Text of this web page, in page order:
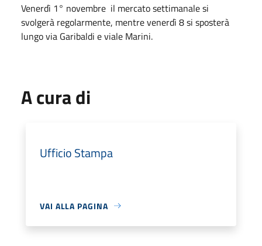
Venerdì 1° novembre il mercato settimanale si
svolgerà regolarmente, mentre venerdì 8 si sposterà
lungo via Garibaldi e viale Marini.
A cura di
Ufficio Stampa
VAI ALLA PAGINA